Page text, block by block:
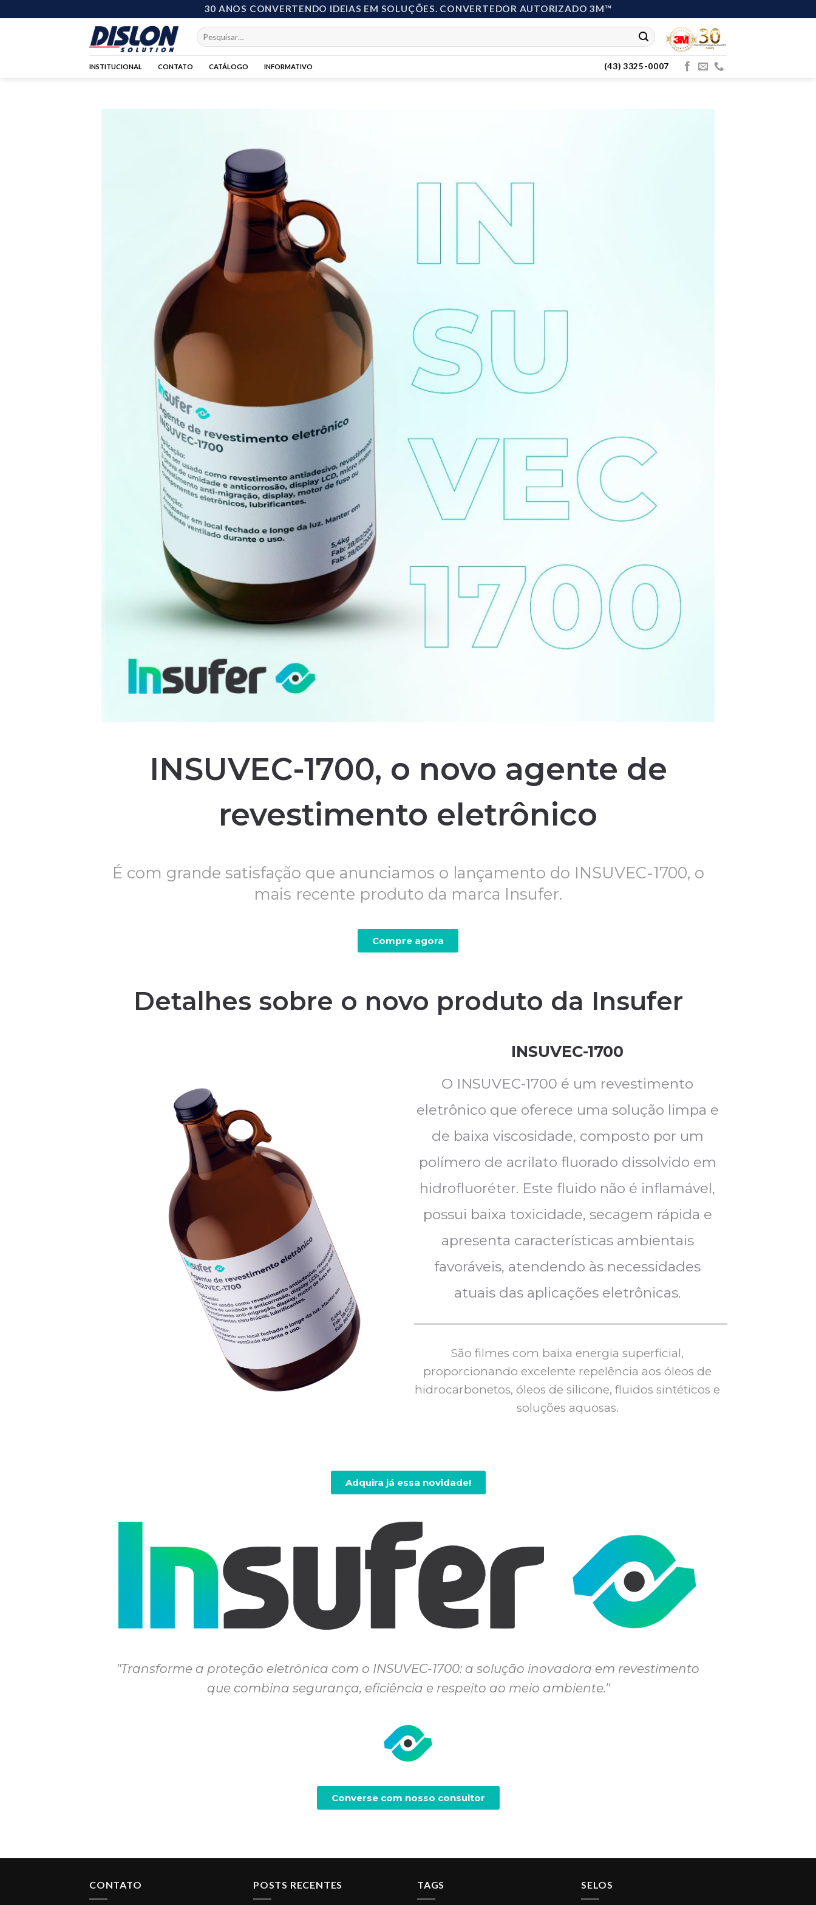
30 ANOS CONVERTENDO IDEIAS EM SOLUÇÕES. CONVERTEDOR AUTORIZADO 3M™
INSTITUCIONAL CONTATO CATÁLOGO INFORMATIVO (43) 3325-0007
INSUVEC-1700, o novo agente de
revestimento eletrônico
É com grande satisfação que anunciamos o lançamento do INSUVEC-1700, o
mais recente produto da marca Insufer.
Compre agora
Detalhes sobre o novo produto da Insufer
INSUVEC-1700
O INSUVEC-1700 é um revestimento
eletrônico que oferece uma solução limpa e
de baixa viscosidade, composto por um
polímero de acrilato fluorado dissolvido em
hidrofluoréter. Este fluido não é inflamável,
possui baixa toxicidade, secagem rápida e
apresenta características ambientais
favoráveis, atendendo às necessidades
atuais das aplicações eletrônicas.
São filmes com baixa energia superficial,
proporcionando excelente repelência aos óleos de
hidrocarbonetos, óleos de silicone, fluidos sintéticos e
soluções aquosas.
Adquira já essa novidade!
"Transforme a proteção eletrônica com o INSUVEC-1700: a solução inovadora em revestimento
que combina segurança, eficiência e respeito ao meio ambiente."
Converse com nosso consultor
CONTATO POSTS RECENTES TAGS SELOS